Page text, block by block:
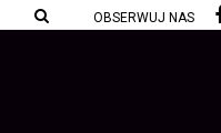
OBSERWUJ NAS